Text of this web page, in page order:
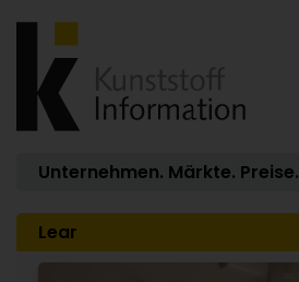
Unternehmen. Märkte. Preise.
Lear